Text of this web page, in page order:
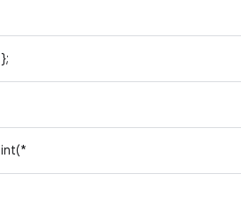
};
int(*